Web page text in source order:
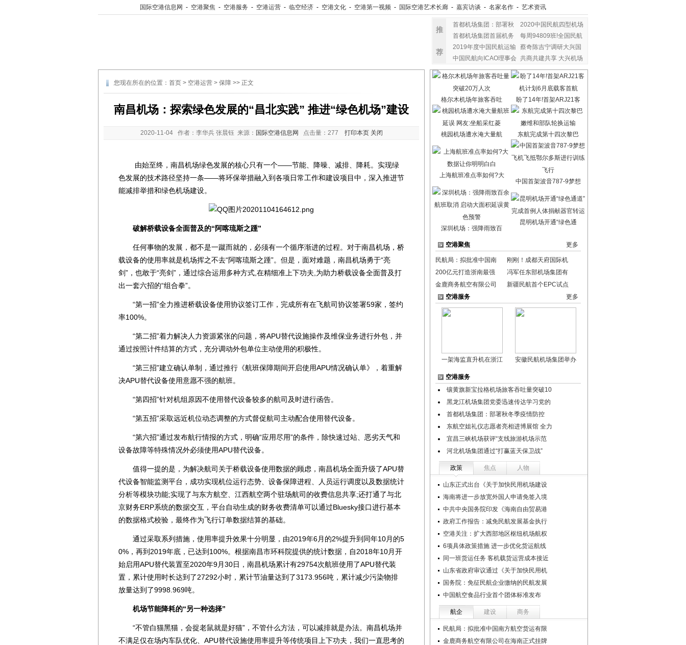
国际空港信息网 - 空港聚焦 - 空港服务 - 空港运营 - 临空经济 - 空港文化 - 空港第一视频 - 国际空港艺术长廊 - 嘉宾访谈 - 名家名作 - 艺术资讯
推
荐
首都机场集团：部署秋
2020中国民航四型机场
首都机场集团首届机务
每周94809班!全国民航
2019年度中国民航运输
蔡奇陈吉宁调研大兴国
中国民航向ICAO理事会 共商共建共享 大兴机场
您现在所在的位置： 首页 > 空港运营 > 保障 >> 正文
南昌机场：探索绿色发展的“昌北实践” 推进“绿色机场”建设
2020-11-04 作者：李华兵 张晨钰 来源： 国际空港信息网 点击量： 277 打印本页 关闭
由始至终，南昌机场绿色发展的核心只有一个——节能、降噪、减排、降耗。实现绿
色发展的技术路径坚持一条——将环保举措融入到各项日常工作和建设项目中，深入推进节
能减排举措和绿色机场建设。
破解桥载设备全面普及的“阿喀琉斯之踵”
任何事物的发展，都不是一蹴而就的，必须有一个循序渐进的过程。对于南昌机场，桥
载设备的使用率就是机场挥之不去“阿喀琉斯之踵”。但是，面对难题，南昌机场勇于“亮
剑”，也敢于“亮剑”，通过综合运用多种方式,在精细准上下功夫,为助力桥载设备全面普及打
出一套六招的“组合拳”。
“第一招”全力推进桥载设备使用协议签订工作，完成所有在飞航司协议签署59家，签约
率100%。
“第二招”着力解决人力资源紧张的问题，将APU替代设施操作及维保业务进行外包，并
通过按照计件结算的方式，充分调动外包单位主动使用的积极性。
“第三招”建立确认单制，通过推行《航班保障期间开启使用APU情况确认单》，着重解
决APU替代设备使用意愿不强的航班。
“第四招”针对机组原因不使用替代设备较多的航司及时进行函告。
“第五招”采取远近机位动态调整的方式督促航司主动配合使用替代设备。
“第六招”通过发布航行情报的方式，明确“应用尽用”的条件，除快速过站、恶劣天气和
设备故障等特殊情况外必须使用APU替代设备。
值得一提的是，为解决航司关于桥载设备使用数据的顾虑，南昌机场全面升级了APU替
代设备智能监测平台，成功实现机位运行态势、设备保障进程、人员运行调度以及数据统计
分析等模块功能;实现了与东方航空、江西航空两个驻场航司的收费信息共享;还打通了与北
京财务ERP系统的数据交互，平台自动生成的财务收费清单可以通过Bluesky接口进行基本
的数据格式校验，最终作为飞行订单数据结算的基础。
通过采取系列措施，使用率提升效果十分明显，由2019年6月的2%提升到同年10月的5
0%，再到2019年底，已达到100%。根据南昌市环科院提供的统计数据，自2018年10月开
始启用APU替代装置至2020年9月30日，南昌机场累计有29754次航班使用了APU替代装
置，累计使用时长达到了27292小时，累计节油量达到了3173.956吨，累计减少污染物排
放量达到了9998.969吨。
机场节能降耗的“另一种选择”
“不管白猫黑猫，会捉老鼠就是好猫”，不管什么方法，可以减排就是办法。南昌机场并
不满足仅在场内车队优化、APU替代设施使用率提升等传统项目上下功夫，我们一直思考的
格尔木机场年旅客吞吐 盼了14年!首架ARJ21客
桃园机场遭水淹大量航 东航完成第十四次黎巴
上海航班准点率如何?大
中国首架波音787-9梦想
深圳机场：强降雨致百
昆明机场开通“绿色通
空港聚焦 更多
民航局：拟批准中国南
刚刚！成都天府国际机
200亿元打造浙南最强
冯军任东部机场集团有
金鹿商务航空有限公司
新疆民航首个EPC试点
空港服务
更多
一架海监直升机在浙江 安徽民航机场集团举办
空港服务
镶黄旗新宝拉格机场旅客吞吐量突破10
黑龙江机场集团党委迅速传达学习党的
首都机场集团：部署秋冬季疫情防控
东航空姐礼仪志愿者亮相进博展馆 全力
宜昌三峡机场获评“支线旅游机场示范
河北机场集团通过“打赢蓝天保卫战”
政策 焦点 人物
山东正式出台《关于加快民用机场建设
海南将进一步放宽外国人申请免签入境
中共中央国务院印发《海南自由贸易港
政府工作报告：减免民航发展基金执行
空港关注：扩大西部地区枢纽机场航权
6项具体政策措施 进一步优化货运航线
同一班货运任务 客机载货运营成本接近
山东省政府审议通过《关于加快民用机
国务院：免征民航企业缴纳的民航发展
中国航空食品行业首个团体标准发布
航企 建设 商务
民航局：拟批准中国南方航空货运有限
金鹿商务航空有限公司在海南正式挂牌